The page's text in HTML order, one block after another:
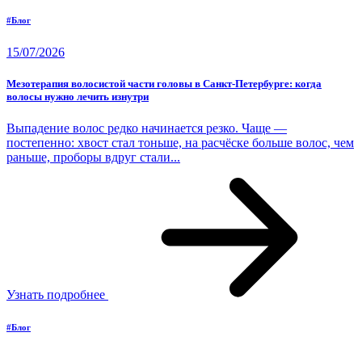
#Блог
15/07/2026
Мезотерапия волосистой части головы в Санкт-Петербурге: когда
волосы нужно лечить изнутри
Выпадение волос редко начинается резко. Чаще —
постепенно: хвост стал тоньше, на расчёске больше волос, чем
раньше, проборы вдруг стали...
Узнать подробнее
#Блог